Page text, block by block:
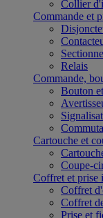
Collier
Commande et
Relais
Commande,
Bouton
Cartouche et
Coupe-
Coffret et prise
Coffret
Coffret
Prise et